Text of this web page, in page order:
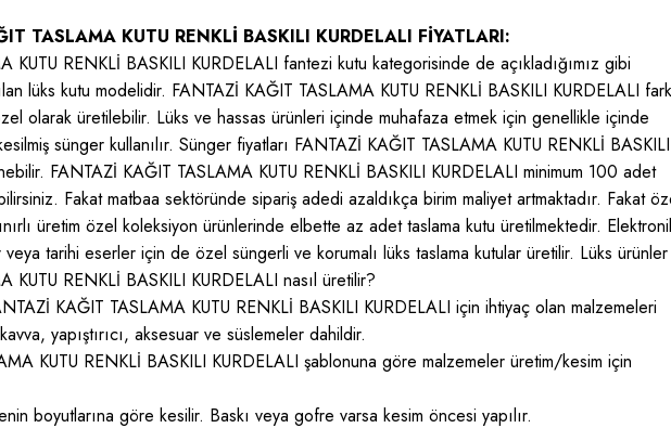
TASLAMA KUTU RENKLİ BASKILI KURDELALI FİYATLARI:
KUTU RENKLİ BASKILI KURDELALI fantezi kutu kategorisinde de açıkladığımız gibi
lüks kutu modelidir. FANTAZİ KAĞIT TASLAMA KUTU RENKLİ BASKILI KURDELALI
olarak üretilebilir. Lüks ve hassas ürünleri içinde muhafaza etmek için genellikle içinde
sünger kullanılır. Sünger fiyatları FANTAZİ KAĞIT TASLAMA KUTU RENKLİ BASKILI
FANTAZİ KAĞIT TASLAMA KUTU RENKLİ BASKILI KURDELALI minimum 100 adet
Fakat matbaa sektöründe sipariş adedi azaldıkça birim maliyet artmaktadır. Fakat
üretim özel koleksiyon ürünlerinde elbette az adet taslama kutu üretilmektedir.
veya tarihi eserler için de özel süngerli ve korumalı lüks taslama kutular üretilir. Lüks
KUTU RENKLİ BASKILI KURDELALI nasıl üretilir?
KAĞIT TASLAMA KUTU RENKLİ BASKILI KURDELALI için ihtiyaç olan malzemeleri
yapıştırıcı, aksesuar ve süslemeler dahildir.
KUTU RENKLİ BASKILI KURDELALI şablonuna göre malzemeler üretim/kesim için
boyutlarına göre kesilir. Baskı veya gofre varsa kesim öncesi yapılır.